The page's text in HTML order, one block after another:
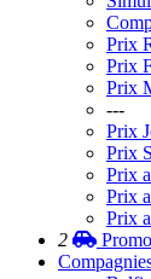
Prix
Prix
Prix
---
Prix
Prix
Prix
Prix
Prix
2